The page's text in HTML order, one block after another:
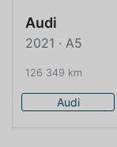
Audi
2021 · A5
126 349 km
Audi